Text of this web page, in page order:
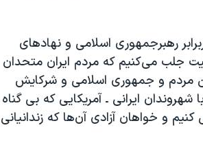
رهبرجمهوری اسلامی و نهادهای
جلب می‌کنیم که مردم ایران متحدان
مردم و جمهوری اسلامی و شرکایش
ایرانی ـ آمریکایی که بی گناه
و خواهان آزادی آن‌ها که زندانیانی